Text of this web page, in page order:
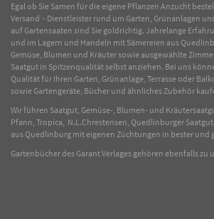
Egal ob Sie Samen für die eigene Pflanzen Anzucht
Versand - Dienstleister rund um Garten, Grünanlagen
auf Gartensaaten sind Sie goldrichtig. Jahrelange
und im Lagern und Handeln mit Sämereien aus
Gemüse, Blumen und Kräuter sowie ausgewählte
Saatgut in Spitzenqualität selbst anziehen. Bei uns
Qualität für Ihren Garten, Grünanlage, Terrasse oder
sowie Gartengeräte, Bücher und ähnliches Zubehör
Wir führen Saatgut, Gemüse-, Blumen- und
Pfann, Tropica, N.L.Chrestensen, Quedlinburger
aus Quedlinburg mit eigenen Züchtungen in bester und
Gartenbücher des Garant Verlages gehören ebenfalls zu